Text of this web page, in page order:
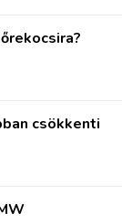
csökkenti